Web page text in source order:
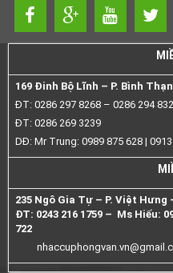
169 Đinh Bộ Lĩnh – P. Bình
ĐT: 0286 297 8268 – 0286 294
ĐT: 0286 269 3239
DĐ: Mr Trung: 0989 875 628 |
235 Ngô Gia Tự – P. Việt Hưng
ĐT: 0243 216 1759 – Ms Hiếu:
722